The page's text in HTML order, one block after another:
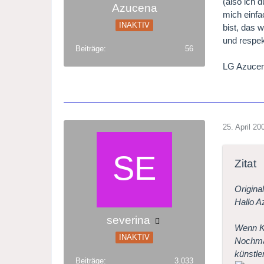
Azucena
INAKTIV
Beiträge 56
mich
bist, das
und
LG
severina
INAKTIV
Beiträge 3.033
25. April
Zitat
Hallo
Wenn